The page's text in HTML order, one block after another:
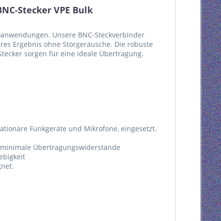
Stecker VPE Bulk
Unsere BNC-Steckverbinder
Ergebnis ohne Störgeräusche. Die robuste
sorgen für eine ideale Übertragung.
Funkgeräte und Mikrofone, eingesetzt.
Übertragungswiderstände